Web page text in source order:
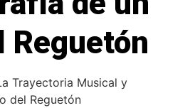
Reguetón
Trayectoria Musical y
del Reguetón